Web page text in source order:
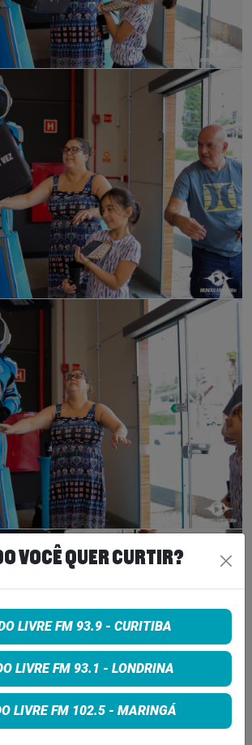
VOCÊ QUER CURTIR?
LIVRE FM 93.9 - CURITIBA
LIVRE FM 93.1 - LONDRINA
LIVRE FM 102.5 - MARINGÁ